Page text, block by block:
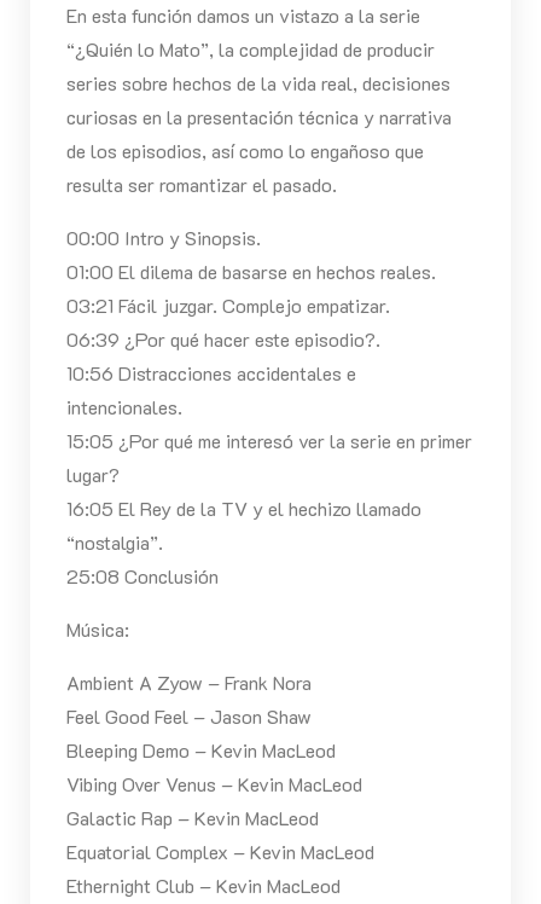
En esta función damos un vistazo a la serie
“¿Quién lo Mato”, la complejidad de producir
series sobre hechos de la vida real, decisiones
curiosas en la presentación técnica y narrativa
de los episodios, así como lo engañoso que
resulta ser romantizar el pasado.
00:00 Intro y Sinopsis.
01:00 El dilema de basarse en hechos reales.
03:21 Fácil juzgar. Complejo empatizar.
06:39 ¿Por qué hacer este episodio?.
10:56 Distracciones accidentales e
intencionales.
15:05 ¿Por qué me interesó ver la serie en primer
lugar?
16:05 El Rey de la TV y el hechizo llamado
“nostalgia”.
25:08 Conclusión
Música:
Ambient A Zyow – Frank Nora
Feel Good Feel – Jason Shaw
Bleeping Demo – Kevin MacLeod
Vibing Over Venus – Kevin MacLeod
Galactic Rap – Kevin MacLeod
Equatorial Complex – Kevin MacLeod
Ethernight Club – Kevin MacLeod